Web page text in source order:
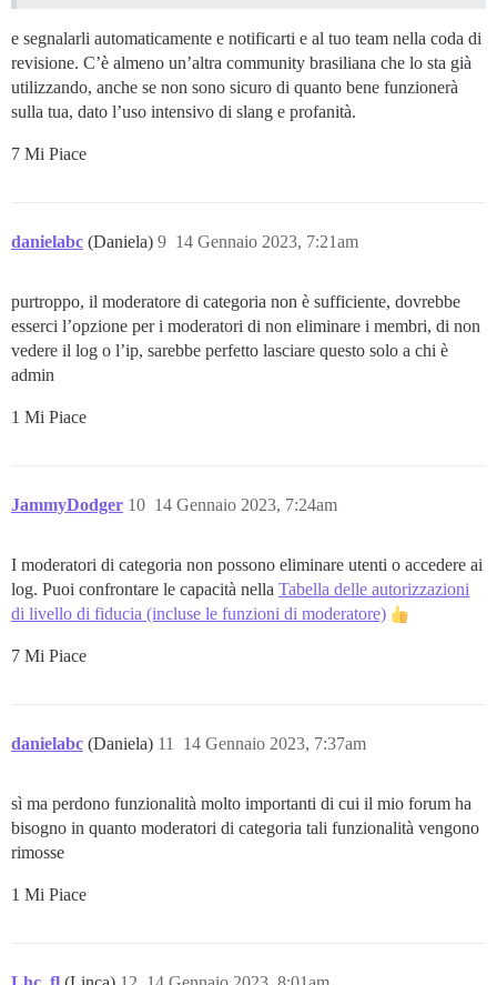
e segnalarli automaticamente e notificarti e al tuo team nella coda di
revisione. C’è almeno un’altra community brasiliana che lo sta già
utilizzando, anche se non sono sicuro di quanto bene funzionerà
sulla tua, dato l’uso intensivo di slang e profanità.
7 Mi Piace
danielabc (Daniela) 14 Gennaio 2023, 7:21am
9
purtroppo, il moderatore di categoria non è sufficiente, dovrebbe
esserci l’opzione per i moderatori di non eliminare i membri, di non
vedere il log o l’ip, sarebbe perfetto lasciare questo solo a chi è
admin
1 Mi Piace
JammyDodger 14 Gennaio 2023, 7:24am
10
I moderatori di categoria non possono eliminare utenti o accedere ai
log. Puoi confrontare le capacità nella Tabella delle autorizzazioni
di livello di fiducia (incluse le funzioni di moderatore)
7 Mi Piace
danielabc (Daniela) 14 Gennaio 2023, 7:37am
11
sì ma perdono funzionalità molto importanti di cui il mio forum ha
bisogno in quanto moderatori di categoria tali funzionalità vengono
rimosse
1 Mi Piace